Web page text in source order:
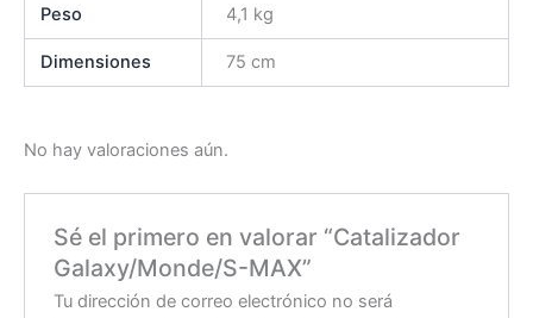
Peso 4,1 kg
Dimensiones 75 cm
No hay valoraciones aún.
Sé el primero en valorar “Catalizador
Galaxy/Monde/S-MAX”
Tu dirección de correo electrónico no será